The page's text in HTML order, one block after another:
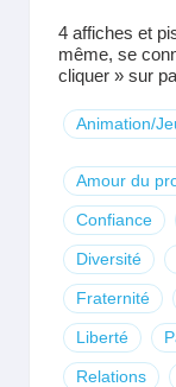
4 affiches et
même, se
cliquer » sur
Animation/
Amour du
Confiance
Diversité
Fraternité
Liberté
Relations